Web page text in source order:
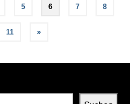
5 6 7 8
11 »